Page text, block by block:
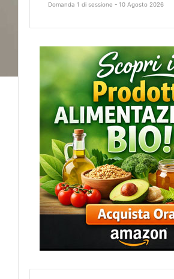
Domanda 1 di sessione - 10 Agosto 2026